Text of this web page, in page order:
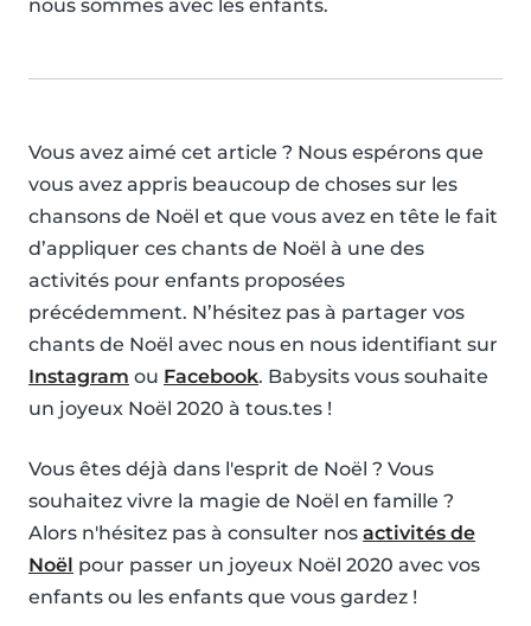
nous sommes avec les enfants.
Vous avez aimé cet article ? Nous espérons que
vous avez appris beaucoup de choses sur les
chansons de Noël et que vous avez en tête le fait
d’appliquer ces chants de Noël à une des
activités pour enfants proposées
précédemment. N’hésitez pas à partager vos
chants de Noël avec nous en nous identifiant sur
Instagram ou Facebook. Babysits vous souhaite
un joyeux Noël 2020 à tous.tes !
Vous êtes déjà dans l'esprit de Noël ? Vous
souhaitez vivre la magie de Noël en famille ?
Alors n'hésitez pas à consulter nos activités de
Noël pour passer un joyeux Noël 2020 avec vos
enfants ou les enfants que vous gardez !